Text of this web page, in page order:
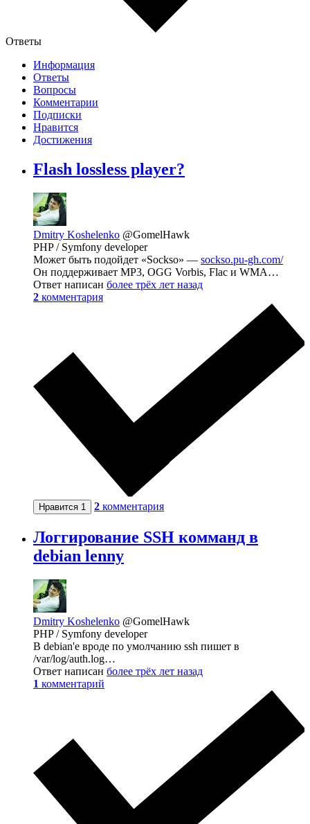
Ответы
Информация
Ответы
Вопросы
Комментарии
Подписки
Нравится
Достижения
Flash lossless player?
Dmitry Koshelenko @GomelHawk
PHP / Symfony developer
Может быть подойдет «Sockso» — sockso.pu-gh.com/
Он поддерживает MP3, OGG Vorbis, Flac и WMA…
Ответ написан более трёх лет назад
2 комментария
Нравится 1 2 комментария
Логгирование SSH комманд в
debian lenny
Dmitry Koshelenko @GomelHawk
PHP / Symfony developer
В debian'e вроде по умолчанию ssh пишет в
/var/log/auth.log…
Ответ написан более трёх лет назад
1 комментарий